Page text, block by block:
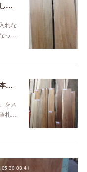
建具屋さんの廃業在庫特価品、追加しました。
れな
っ…
「建具屋さんの廃業在庫入荷セール」、本日スタート！
をス
札…
03:41